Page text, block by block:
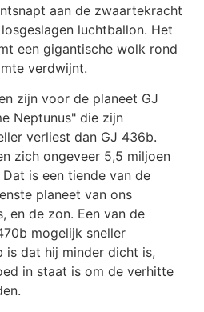
aan de zwaartekracht
luchtballon. Het
een gigantische wolk rond
verdwijnt.
zijn voor de planeet GJ
Neptunus" die zijn
verliest dan GJ 436b.
zich ongeveer 5,5 miljoen
is een tiende van de
planeet van ons
en de zon. Een van de
mogelijk sneller
is dat hij minder dicht is,
in staat is om de verhitte